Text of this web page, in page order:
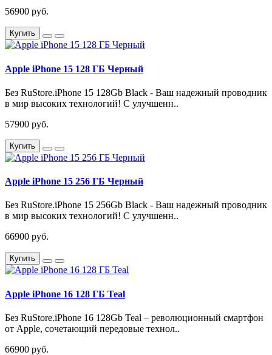
56900 руб.
Купить
Apple iPhone 15 128 ГБ Черный
Без RuStore.iPhone 15 128Gb Black - Ваш надежный проводник
в мир высоких технологий! С улучшенн..
57900 руб.
Купить
Apple iPhone 15 256 ГБ Черный
Без RuStore.iPhone 15 256Gb Black - Ваш надежный проводник
в мир высоких технологий! С улучшенн..
66900 руб.
Купить
Apple iPhone 16 128 ГБ Teal
Без RuStore.iPhone 16 128Gb Teal – революционный смартфон
от Apple, сочетающий передовые технол..
66900 руб.